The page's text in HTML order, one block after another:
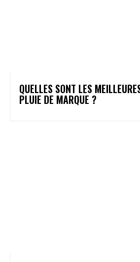
QUELLES SONT LES
PLUIE DE MARQUE ?